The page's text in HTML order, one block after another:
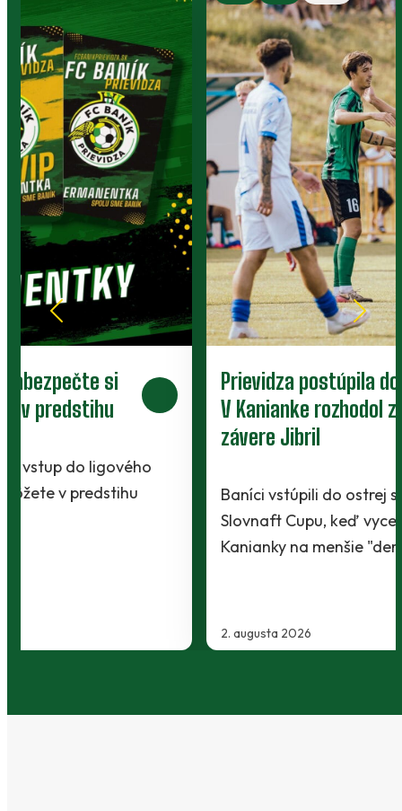
Prievidza postúpila do 2. kola pohára.
V Kanianke rozhodol z penalty v
Baníci vstúpili do ostrej sezóny súbojom 1. kola
Slovnaft Cupu, keď vycestovali do neďalekej
Kanianky na menšie "derby". Takmer 700…